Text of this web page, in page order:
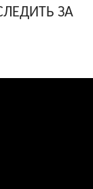
ЗА